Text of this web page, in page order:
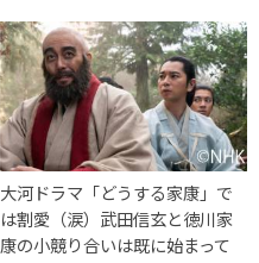
大河ドラマ「どうする家康」で
は割愛（涙）武田信玄と徳川家
康の小競り合いは既に始まって